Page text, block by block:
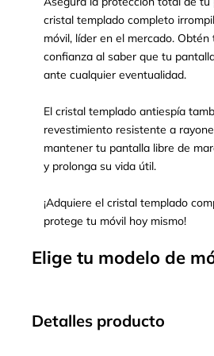
cristal templado completo
móvil, líder en el mercado.
confianza al saber que tu
ante cualquier eventualidad.
El cristal templado antiespía
revestimiento resistente a
mantener tu pantalla libre de
y prolonga su vida útil.
¡Adquiere el cristal templado
protege tu móvil hoy mismo!
Elige tu modelo de
Detalles producto